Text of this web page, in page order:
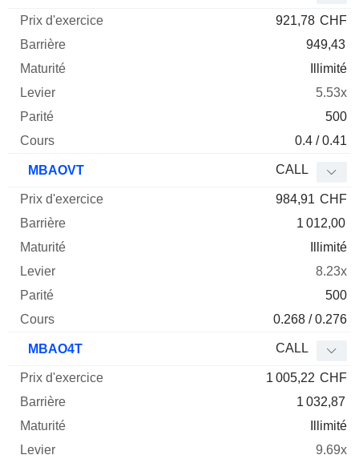
921,78 CHF
949,43
Illimité
5.53x
500
0.4 / 0.41
MBAOVT CALL
984,91 CHF
1 012,00
Illimité
8.23x
500
0.268 / 0.276
MBAO4T CALL
1 005,22 CHF
1 032,87
Illimité
9.69x